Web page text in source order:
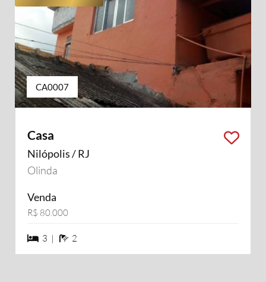
CA0007
Casa
Nilópolis / RJ
Olinda
Venda
R$ 80.000
3 dormiórios
3 | 2 banheiros
2